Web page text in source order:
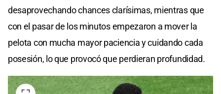
desaprovechando chances clarísimas, mientras que
con el pasar de los minutos empezaron a mover la
pelota con mucha mayor paciencia y cuidando cada
posesión, lo que provocó que perdieran profundidad.